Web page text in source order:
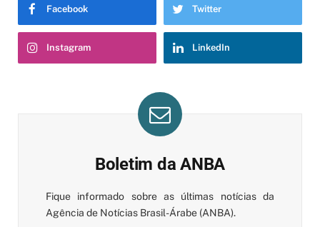
Facebook Twitter
Instagram LinkedIn
Boletim da ANBA
Fique informado sobre as últimas notícias da
Agência de Notícias Brasil-Árabe (ANBA).